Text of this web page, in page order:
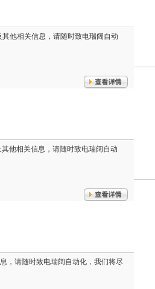
他相关信息，请随时致电瑞阔自动
他相关信息，请随时致电瑞阔自动
，请随时致电瑞阔自动化，我们将尽